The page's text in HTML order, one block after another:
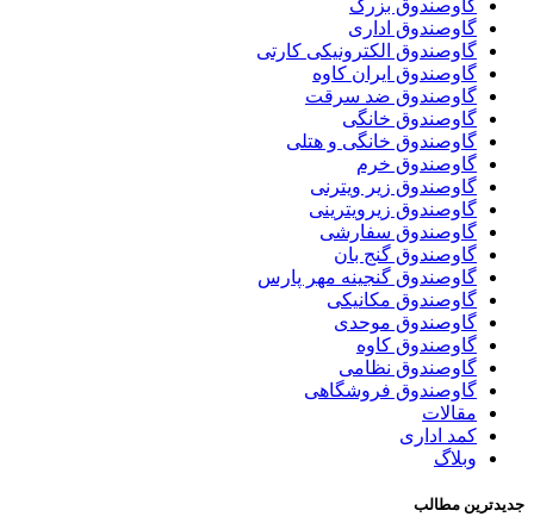
گاوصندوق بزرگ
گاوصندوق اداری
گاوصندوق الکترونیکی کارتی
گاوصندوق ایران کاوه
گاوصندوق ضد سرقت
گاوصندوق خانگی
گاوصندوق خانگی و هتلی
گاوصندوق خرم
گاوصندوق زیر ویترنی
گاوصندوق زیرویترینی
گاوصندوق سفارشی
گاوصندوق گنج بان
گاوصندوق گنجینه مهر پارس
گاوصندوق مکانیکی
گاوصندوق موحدی
گاوصندوق کاوه
گاوصندوق نظامی
گاوصندوق فروشگاهی
مقالات
کمد اداری
وبلاگ
جدیدترین مطالب